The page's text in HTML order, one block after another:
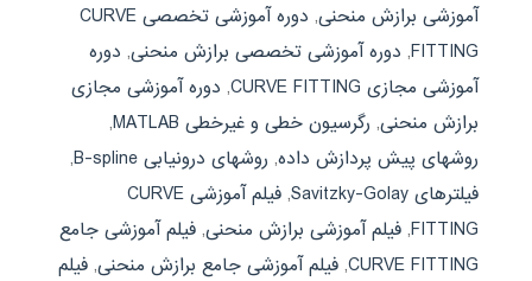
آموزشی برازش منحنی,
دوره آموزشی تخصصی CURVE
FITTING
, دوره آموزشی تخصصی برازش منحنی, دوره
آموزشی مجازی CURVE FITTING
, دوره آموزشی مجازی
برازش منحنی, رگرسیون خطی و غیرخطی MATLAB
,
روشهای پیش پردازش داده, روشهای درونیابی B-spline
,
فیلترهای Savitzky-Golay
,
فیلم آموزشی CURVE
FITTING
, فیلم آموزشی برازش منحنی, فیلم آموزشی جامع
CURVE FITTING
, فیلم آموزشی جامع برازش منحنی, فیلم